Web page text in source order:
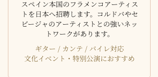
スペイン本国のフラメンコアーティス
トを日本へ招聘します。コルドバやセ
ビージャのアーティストとの強いネッ
トワークがあります。​​
ギター / カンテ / バイレ対応
文化イベント・特別公演におすすめ